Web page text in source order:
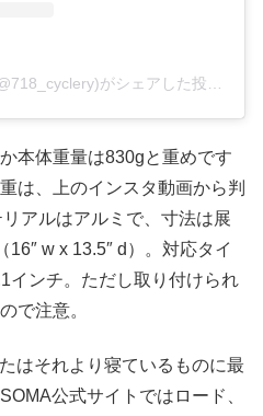
本体重量は830gと重めです
は、上のインスタ動画から判
アルはアルミで、寸法は展
w x 13.5″ d）。対応タイ
インチ。ただし取り付けられ
で注意。
はそれより寝ているものに最
公式サイトではロード、